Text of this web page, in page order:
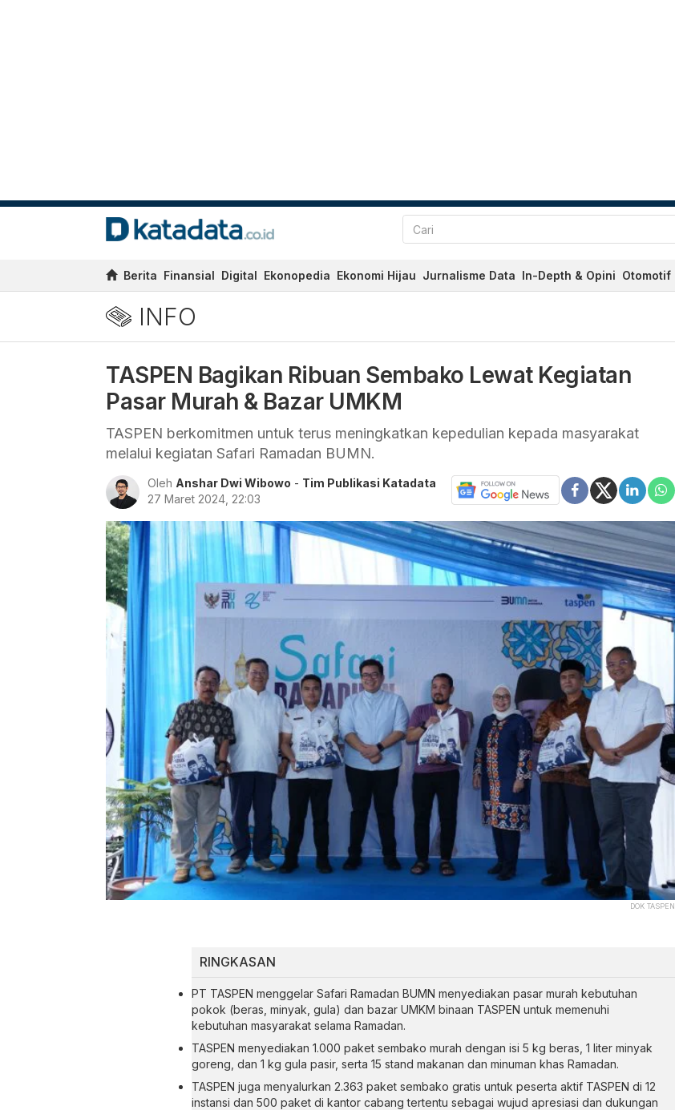
Berita Finansial Digital Ekonopedia Ekonomi Hijau Jurnalisme Data In-Depth & Opini Otomotif
INFO
TASPEN Bagikan Ribuan Sembako Lewat Kegiatan
Pasar Murah & Bazar UMKM
TASPEN berkomitmen untuk terus meningkatkan kepedulian kepada masyarakat
melalui kegiatan Safari Ramadan BUMN.
Oleh Anshar Dwi Wibowo - Tim Publikasi Katadata
27 Maret 2024, 22:03
DOK TASPEN
RINGKASAN
PT TASPEN menggelar Safari Ramadan BUMN menyediakan pasar murah kebutuhan
pokok (beras, minyak, gula) dan bazar UMKM binaan TASPEN untuk memenuhi
kebutuhan masyarakat selama Ramadan.
TASPEN menyediakan 1.000 paket sembako murah dengan isi 5 kg beras, 1 liter minyak
goreng, dan 1 kg gula pasir, serta 15 stand makanan dan minuman khas Ramadan.
TASPEN juga menyalurkan 2.363 paket sembako gratis untuk peserta aktif TASPEN di 12
instansi dan 500 paket di kantor cabang tertentu sebagai wujud apresiasi dan dukungan